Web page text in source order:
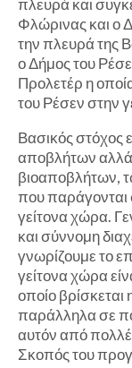
πλευρά και
Φλώρινας και ο
την πλευρά της
ο Δήμος του
Προλετέρ η
του Ρέσεν στην
Βασικός στόχος
αποβλήτων αλλά
βιοαποβλήτων,
που παράγονται
γείτονα χώρα.
και σύννομη
γνωρίζουμε το
γείτονα χώρα
οποίο βρίσκεται
παράλληλα σε
αυτόν από
Σκοπός του